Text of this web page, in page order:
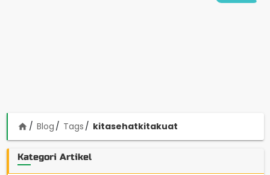
home Blog Tags kitasehatkitakuat
Kategori Artikel